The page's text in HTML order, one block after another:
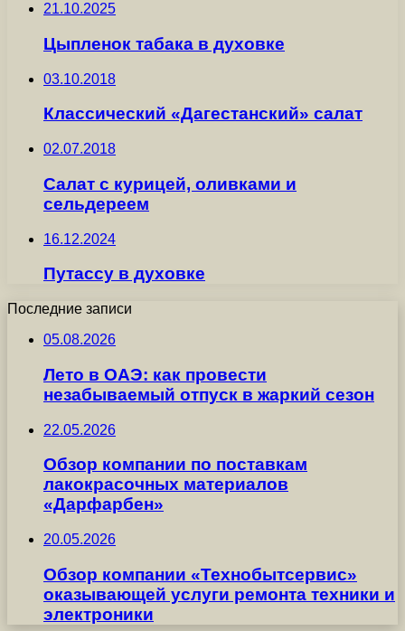
21.10.2025
Цыпленок табака в духовке
03.10.2018
Классический «Дагестанский» салат
02.07.2018
Салат с курицей, оливками и
сельдереем
16.12.2024
Путассу в духовке
Последние записи
05.08.2026
Лето в ОАЭ: как провести
незабываемый отпуск в жаркий сезон
22.05.2026
Обзор компании по поставкам
лакокрасочных материалов
«Дарфарбен»
20.05.2026
Обзор компании «Технобытсервис»
оказывающей услуги ремонта техники и
электроники